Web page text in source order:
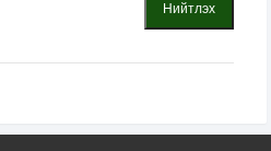
Нийтлэх